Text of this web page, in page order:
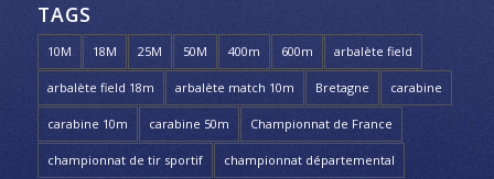
TAGS
10M 18M 25M 50M 400m 600m arbalète field
arbalète field 18m arbalète match 10m Bretagne carabine
carabine 10m carabine 50m Championnat de France
championnat de tir sportif championnat départemental